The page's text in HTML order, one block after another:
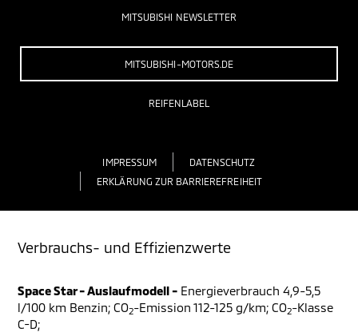
MITSUBISHI NEWSLETTER
MITSUBISHI-MOTORS.DE
REIFENLABEL
IMPRESSUM
DATENSCHUTZ
ERKLÄRUNG ZUR BARRIEREFREIHEIT
Verbrauchs- und Effizienzwerte
Space Star - Auslaufmodell - Energieverbrauch 4,9-5,5
l/100 km Benzin; CO2-Emission 112-125 g/km; CO2-Klasse
C-D;